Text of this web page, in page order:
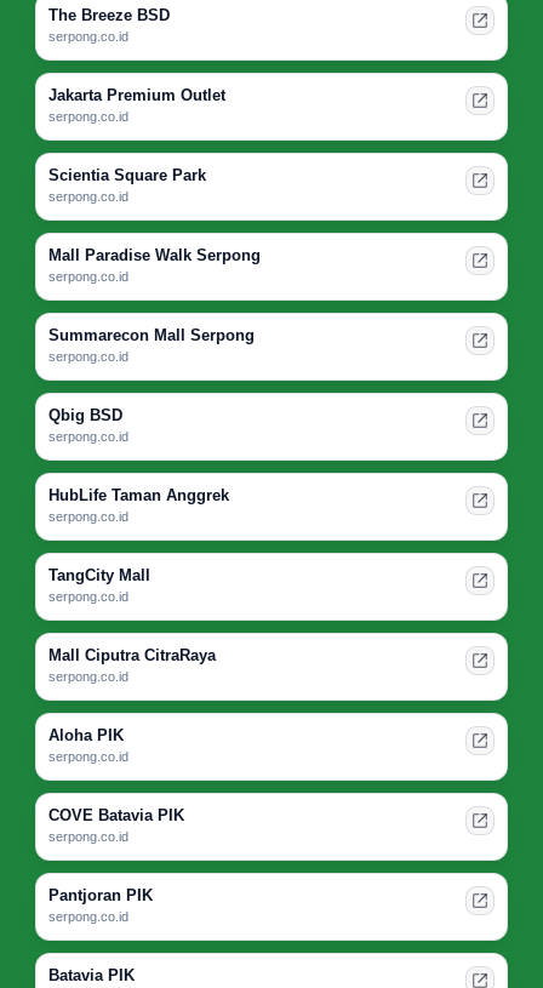
The Breeze BSD
serpong.co.id
Jakarta Premium Outlet
serpong.co.id
Scientia Square Park
serpong.co.id
Mall Paradise Walk Serpong
serpong.co.id
Summarecon Mall Serpong
serpong.co.id
Qbig BSD
serpong.co.id
HubLife Taman Anggrek
serpong.co.id
TangCity Mall
serpong.co.id
Mall Ciputra CitraRaya
serpong.co.id
Aloha PIK
serpong.co.id
COVE Batavia PIK
serpong.co.id
Pantjoran PIK
serpong.co.id
Batavia PIK